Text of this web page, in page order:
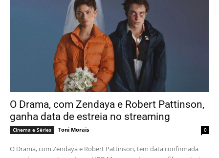
O Drama, com Zendaya e Robert Pattinson,
ganha data de estreia no streaming
Cinema e Séries Toni Morais 0
O Drama, com Zendaya e Robert Pattinson, tem data confirmada